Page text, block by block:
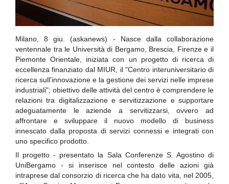
Milano, 8 giu. (askanews) - Nasce dalla collaborazione
ventennale tra le Università di Bergamo, Brescia, Firenze e il
Piemonte Orientale, iniziata con un progetto di ricerca di
eccellenza finanziato dal MIUR, il "Centro interuniversitario di
ricerca sull'innovazione e la gestione dei servizi nelle imprese
industriali"; obiettivo delle attività del centro è comprendere le
relazioni tra digitalizzazione e servitizzazione e supportare
adeguatamente le aziende a servitizzarsi, ovvero ad
affrontare e sviluppare il nuovo modello di business
innescato dalla proposta di servizi connessi e integrati con
uno specifico prodotto.
Il progetto - presentato la Sala Conferenze S. Agostino di
UniBergamo - si inserisce nel contesto delle azioni già
intraprese dal consorzio di ricerca che ha dato vita, nel 2005,